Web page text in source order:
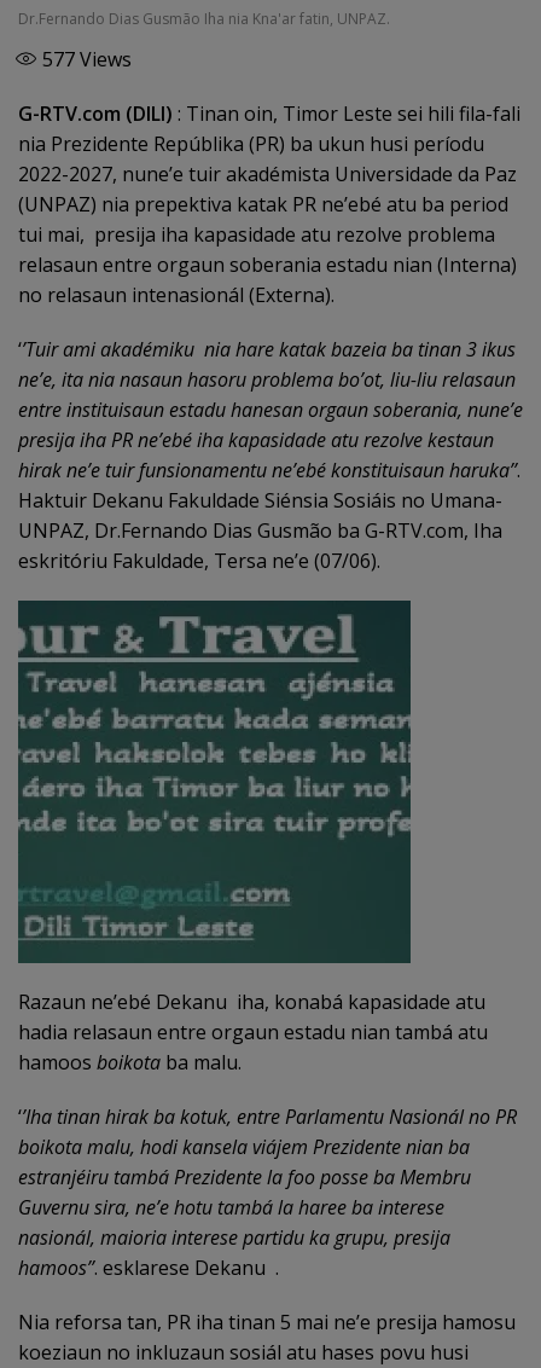
Dr.Fernando Dias Gusmão Iha nia Kna'ar fatin, UNPAZ.
577Views
G-RTV.com (DILI) : Tinan oin, Timor Leste sei hili fila-fali
nia Prezidente Repúblika (PR) ba ukun husi períodu
2022-2027, nune’e tuir akadémista Universidade da Paz
(UNPAZ) nia prepektiva katak PR ne’ebé atu ba period
tui mai, presija iha kapasidade atu rezolve problema
relasaun entre orgaun soberania estadu nian (Interna)
no relasaun intenasionál (Externa).
‘’Tuir ami akadémiku nia hare katak bazeia ba tinan 3 ikus
ne’e, ita nia nasaun hasoru problema bo’ot, liu-liu relasaun
entre instituisaun estadu hanesan orgaun soberania, nune’e
presija iha PR ne’ebé iha kapasidade atu rezolve kestaun
hirak ne’e tuir funsionamentu ne’ebé konstituisaun haruka’’.
Haktuir Dekanu Fakuldade Siénsia Sosiáis no Umana-
UNPAZ, Dr.Fernando Dias Gusmão ba G-RTV.com, Iha
eskritóriu Fakuldade, Tersa ne’e (07/06).
Razaun ne’ebé Dekanu iha, konabá kapasidade atu
hadia relasaun entre orgaun estadu nian tambá atu
hamoos boikota ba malu.
‘’Iha tinan hirak ba kotuk, entre Parlamentu Nasionál no PR
boikota malu, hodi kansela viájem Prezidente nian ba
estranjéiru tambá Prezidente la foo posse ba Membru
Guvernu sira, ne’e hotu tambá la haree ba interese
nasionál, maioria interese partidu ka grupu, presija
hamoos’’. esklarese Dekanu .
Nia reforsa tan, PR iha tinan 5 mai ne’e presija hamosu
koeziaun no inkluzaun sosiál atu hases povu husi